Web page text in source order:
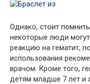
Однако, стоит
некоторые люди
реакцию на гематит,
использования
врачом. Кроме того,
детям младше 7 лет